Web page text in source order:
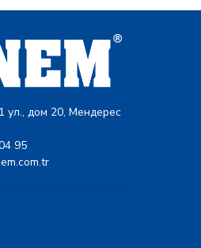
ул., дом 20, Мендерес
95